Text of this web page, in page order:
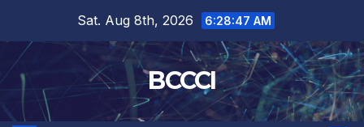
content
Sat. Aug 8th, 2026 6:28:47 AM
BCCCI